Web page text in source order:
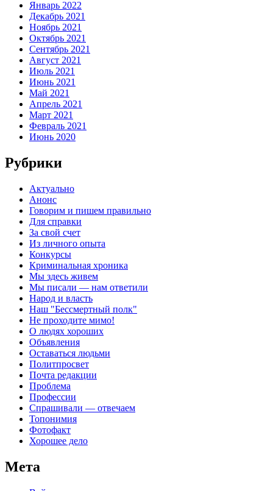
Январь 2022
Декабрь 2021
Ноябрь 2021
Октябрь 2021
Сентябрь 2021
Август 2021
Июль 2021
Июнь 2021
Май 2021
Апрель 2021
Март 2021
Февраль 2021
Июнь 2020
Рубрики
Актуально
Анонс
Говорим и пишем правильно
Для справки
За свой счет
Из личного опыта
Конкурсы
Криминальная хроника
Мы здесь живем
Мы писали — нам ответили
Народ и власть
Наш "Бессмертный полк"
Не проходите мимо!
О людях хороших
Объявления
Оставаться людьми
Политпросвет
Почта редакции
Проблема
Профессии
Спрашивали — отвечаем
Топонимия
Фотофакт
Хорошее дело
Мета